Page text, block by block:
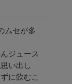
ムセが多
ジュース
思い出し
に飲むこ